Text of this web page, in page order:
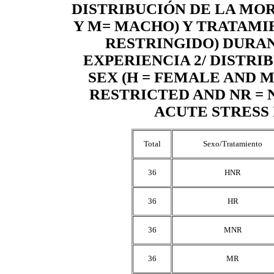
DISTRIBUCIÓN DE LA
Y M= MACHO) Y
RESTRINGIDO)
EXPERIENCIA 2/
SEX (H = FEMALE AND
RESTRICTED AND NR =
ACUTE
Total Sexo/Tratamiento
36 HNR
36 HR
36 MNR
36 MR